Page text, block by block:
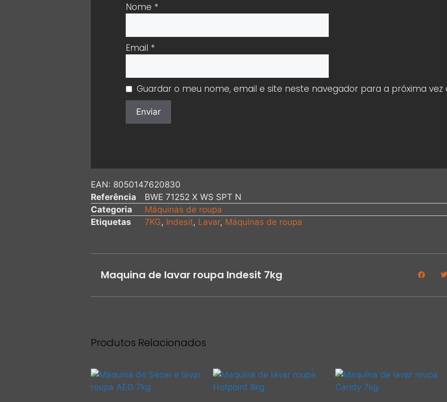
Nome *
Email *
Guardar o meu nome, email e site neste navegador para a próxima vez
EAN: 8050147620830
Referência
BWE 71252 X WS SPT N
Categoria
Máquinas de roupa
Etiquetas
7KG, Indesit, Lavar, Máquinas de roupa
Maquina de lavar roupa Indesit 7kg
Produtos Relacionados